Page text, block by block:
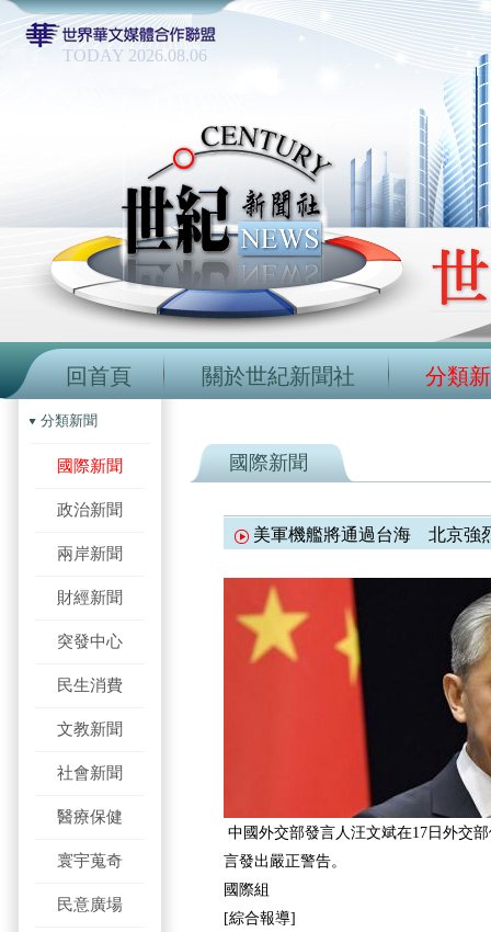
TODAY 2026.08.06
回首頁 關於世紀新聞社 分類
分類新聞
國際新聞
政治新聞
兩岸新聞
財經新聞
突發中心
民生消費
文教新聞
社會新聞
醫療保健
寰宇蒐奇
民意廣場
國際新聞
美軍機艦將通過台海 北京強
中國外交部發言人汪文斌在17日外交
言發出嚴正警告。
國際組
[綜合報導]